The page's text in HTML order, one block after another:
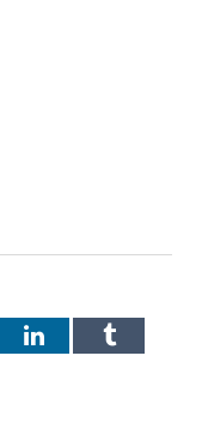
LinkedInTumblr